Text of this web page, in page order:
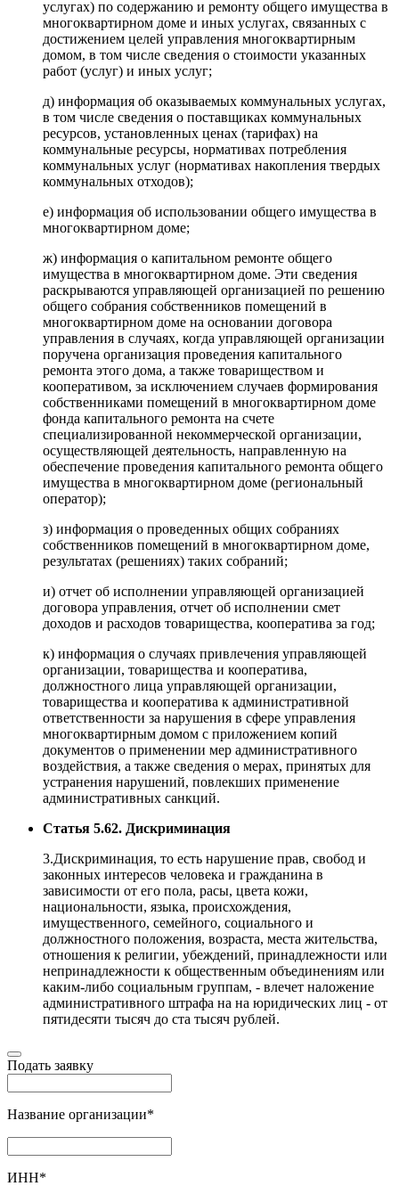
услугах) по содержанию и ремонту общего имущества в
многоквартирном доме и иных услугах, связанных с
достижением целей управления многоквартирным
домом, в том числе сведения о стоимости указанных
работ (услуг) и иных услуг;
д) информация об оказываемых коммунальных услугах,
в том числе сведения о поставщиках коммунальных
ресурсов, установленных ценах (тарифах) на
коммунальные ресурсы, нормативах потребления
коммунальных услуг (нормативах накопления твердых
коммунальных отходов);
е) информация об использовании общего имущества в
многоквартирном доме;
ж) информация о капитальном ремонте общего
имущества в многоквартирном доме. Эти сведения
раскрываются управляющей организацией по решению
общего собрания собственников помещений в
многоквартирном доме на основании договора
управления в случаях, когда управляющей организации
поручена организация проведения капитального
ремонта этого дома, а также товариществом и
кооперативом, за исключением случаев формирования
собственниками помещений в многоквартирном доме
фонда капитального ремонта на счете
специализированной некоммерческой организации,
осуществляющей деятельность, направленную на
обеспечение проведения капитального ремонта общего
имущества в многоквартирном доме (региональный
оператор);
з) информация о проведенных общих собраниях
собственников помещений в многоквартирном доме,
результатах (решениях) таких собраний;
и) отчет об исполнении управляющей организацией
договора управления, отчет об исполнении смет
доходов и расходов товарищества, кооператива за год;
к) информация о случаях привлечения управляющей
организации, товарищества и кооператива,
должностного лица управляющей организации,
товарищества и кооператива к административной
ответственности за нарушения в сфере управления
многоквартирным домом с приложением копий
документов о применении мер административного
воздействия, а также сведения о мерах, принятых для
устранения нарушений, повлекших применение
административных санкций.
Статья 5.62. Дискриминация
3.Дискриминация, то есть нарушение прав, свобод и
законных интересов человека и гражданина в
зависимости от его пола, расы, цвета кожи,
национальности, языка, происхождения,
имущественного, семейного, социального и
должностного положения, возраста, места жительства,
отношения к религии, убеждений, принадлежности или
непринадлежности к общественным объединениям или
каким-либо социальным группам, - влечет наложение
административного штрафа на на юридических лиц - от
пятидесяти тысяч до ста тысяч рублей.
Подать заявку
Название организации*
ИНН*